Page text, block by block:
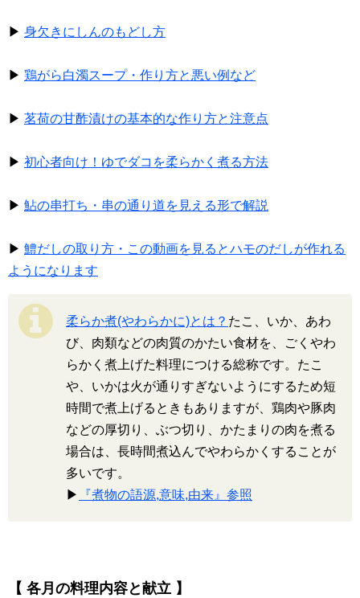
▶ 身欠きにしんのもどし方
▶ 鶏がら白濁スープ・作り方と悪い例など
▶ 茗荷の甘酢漬けの基本的な作り方と注意点
▶ 初心者向け！ゆでダコを柔らかく煮る方法
▶ 鮎の串打ち・串の通り道を見える形で解説
▶ 鱧だしの取り方・この動画を見るとハモのだしが作れる
ようになります
柔らか煮(やわらかに)とは？ たこ、いか、あわ
び、肉類などの肉質のかたい食材を、ごくやわ
らかく煮上げた料理につける総称です。たこ
や、いかは火が通りすぎないようにするため短
時間で煮上げるときもありますが、鶏肉や豚肉
などの厚切り、ぶつ切り、かたまりの肉を煮る
場合は、長時間煮込んでやわらかくすることが
多いです。
▶
『煮物の語源,意味,由来』参照
【 各月の料理内容と献立 】